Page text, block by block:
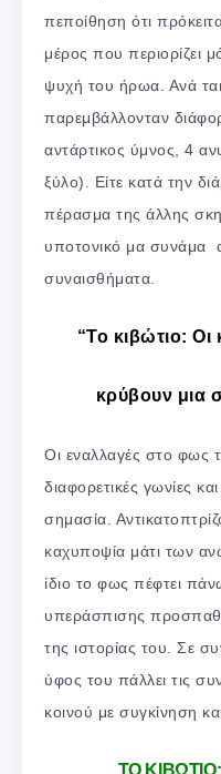
πεποίθηση ότι
μέρος που περιορίζει
ψυχή του ήρωα. Ανά
παρεμβάλλονταν
αντάρτικος ύμνος, 4
ξύλο). Είτε κατά την
πέρασμα της άλλης
υποτονικό μα συνάμα
συναισθήματα.
“Το κιβώτιο: Οι
κρύβουν μια
Οι εναλλαγές στο φως
διαφορετικές γωνίες
σημασία.
καχυποψία μάτι των
ίδιο το φως πέφτει
υπεράσπισης
της ιστορίας του. Σε
ύφος του πάλλει τις
κοινού με συγκίνηση